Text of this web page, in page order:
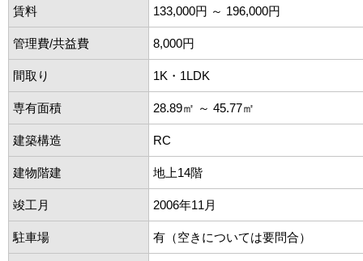
賃料 133,000円 ～ 196,000円
管理費/共益費 8,000円
間取り 1K・1LDK
専有面積 28.89㎡ ～ 45.77㎡
建築構造 RC
建物階建 地上14階
竣工月 2006年11月
駐車場 有（空きについては要問合）